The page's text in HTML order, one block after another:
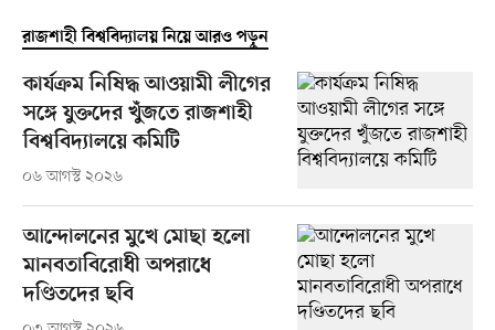
রাজশাহী বিশ্ববিদ্যালয় নিয়ে আরও পড়ুন
কার্যক্রম নিষিদ্ধ আওয়ামী লীগের
সঙ্গে যুক্তদের খুঁজতে রাজশাহী
বিশ্ববিদ্যালয়ে কমিটি
০৬ আগস্ট ২০২৬
আন্দোলনের মুখে মোছা হলো
মানবতাবিরোধী অপরাধে
দণ্ডিতদের ছবি